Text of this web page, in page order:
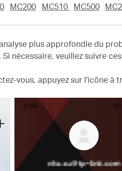
MC200 MC510 MC500
plus approfondie du
nécessaire, veuillez suivre
vous, appuyez sur l'icône